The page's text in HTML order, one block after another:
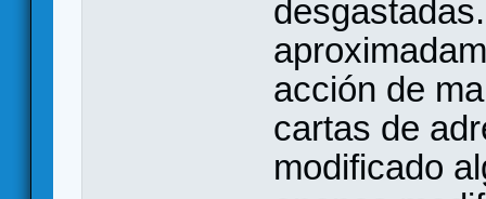
acción de
cartas de
modificado